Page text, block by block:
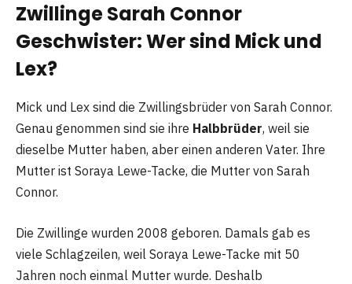
Zwillinge Sarah Connor
Geschwister: Wer sind Mick und
Lex?
Mick und Lex sind die Zwillingsbrüder von Sarah Connor.
Genau genommen sind sie ihre Halbbrüder, weil sie
dieselbe Mutter haben, aber einen anderen Vater. Ihre
Mutter ist Soraya Lewe-Tacke, die Mutter von Sarah
Connor.
Die Zwillinge wurden 2008 geboren. Damals gab es
viele Schlagzeilen, weil Soraya Lewe-Tacke mit 50
Jahren noch einmal Mutter wurde. Deshalb